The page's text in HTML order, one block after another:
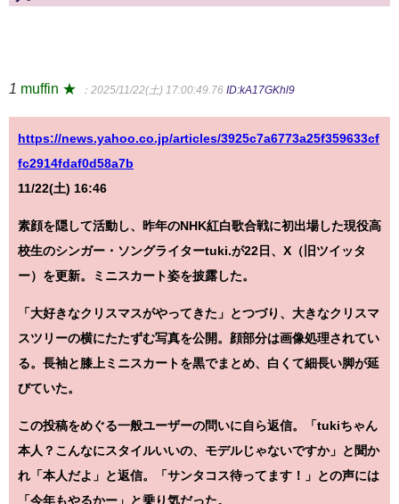
1 muffin ★ ：2025/11/22(土) 17:00:49.76 ID:kA17GKhl9
https://news.yahoo.co.jp/articles/3925c7a6773a25f359633cf
fc2914fdaf0d58a7b
11/22(土) 16:46
素顔を隠して活動し、昨年のNHK紅白歌合戦に初出場した現役高
校生のシンガー・ソングライターtuki.が22日、X（旧ツイッタ
ー）を更新。ミニスカート姿を披露した。
「大好きなクリスマスがやってきた」とつづり、大きなクリスマ
スツリーの横にたたずむ写真を公開。顔部分は画像処理されてい
る。長袖と膝上ミニスカートを黒でまとめ、白くて細長い脚が延
びていた。
この投稿をめぐる一般ユーザーの問いに自ら返信。「tukiちゃん
本人？こんなにスタイルいいの、モデルじゃないですか」と聞か
れ「本人だよ」と返信。「サンタコス待ってます！」との声には
「今年もやるかー」と乗り気だった。